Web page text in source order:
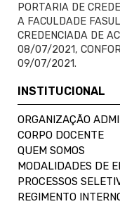
PORTARIA DE
A FACULDADE
CREDENCIADA DE
08/07/2021,
09/07/2021.
INSTITUCIONAL
ORGANIZAÇÃO
CORPO DOCENTE
QUEM SOMOS
MODALIDADES DE
PROCESSOS
REGIMENTO